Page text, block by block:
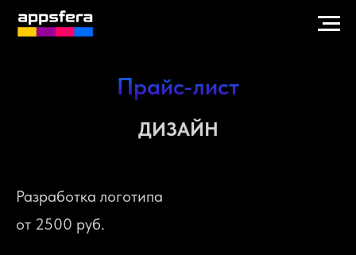
Прайс-лист
ДИЗАЙН
Разработка логотипа
от 2500 руб.